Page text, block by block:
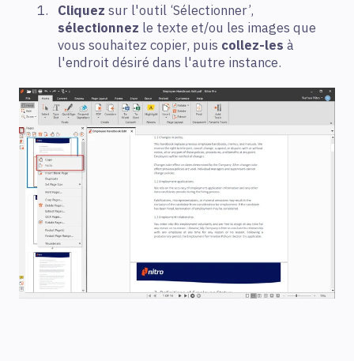
Cliquez sur l'outil ‘Sélectionner’,
sélectionnez le texte et/ou les images que
vous souhaitez copier, puis collez-les à
l'endroit désiré dans l'autre instance.